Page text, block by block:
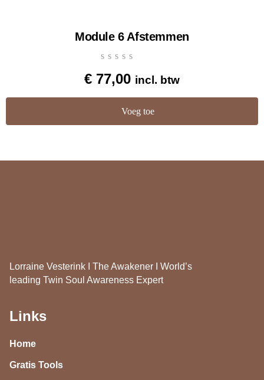
Module 6 Afstemmen
€ 77,00 incl. btw
Voeg toe
Lorraine Vesterink I The Awakener I World’s
leading Twin Soul Awareness Expert
Links
Home
Gratis Tools